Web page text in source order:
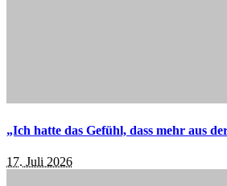
„Ich hatte das Gefühl, dass mehr aus
17. Juli 2026